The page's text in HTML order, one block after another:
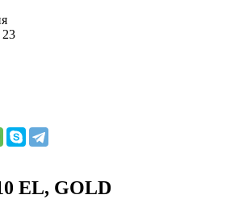
EL, GOLD